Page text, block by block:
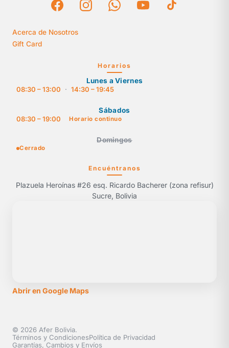
Acerca de Nosotros
Gift Card
Horarios
Lunes a Viernes
08:30 – 13:00
· 14:30 – 19:45
Sábados
08:30 – 19:00
Horario continuo
Domingos
Cerrado
Encuéntranos
Plazuela Heroínas #26 esq. Ricardo Bacherer (zona refisur)
Sucre, Bolivia
Abrir en Google Maps
© 2026 Afer Bolivia.
Términos y CondicionesPolítica de Privacidad
Garantías, Cambios y Envíos